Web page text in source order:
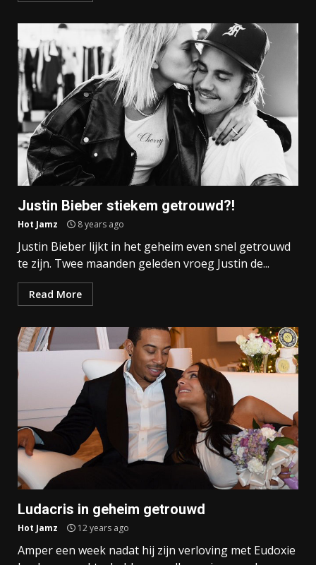
Justin Bieber stiekem getrouwd?!
Hot Jamz 8 years ago
Justin Bieber lijkt in het geheim even snel getrouwd
te zijn. Twee maanden geleden vroeg Justin de...
Read More
Ludacris in geheim getrouwd
Hot Jamz 12 years ago
Amper een week nadat hij zijn verloving met Eudoxie